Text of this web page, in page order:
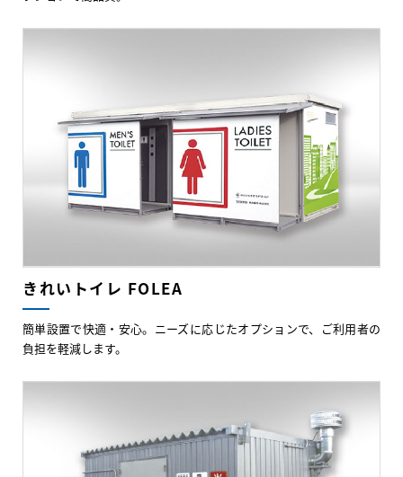
きれいトイレ FOLEA
簡単設置で快適・安心。ニーズに応じたオプションで、ご利用者の
負担を軽減します。